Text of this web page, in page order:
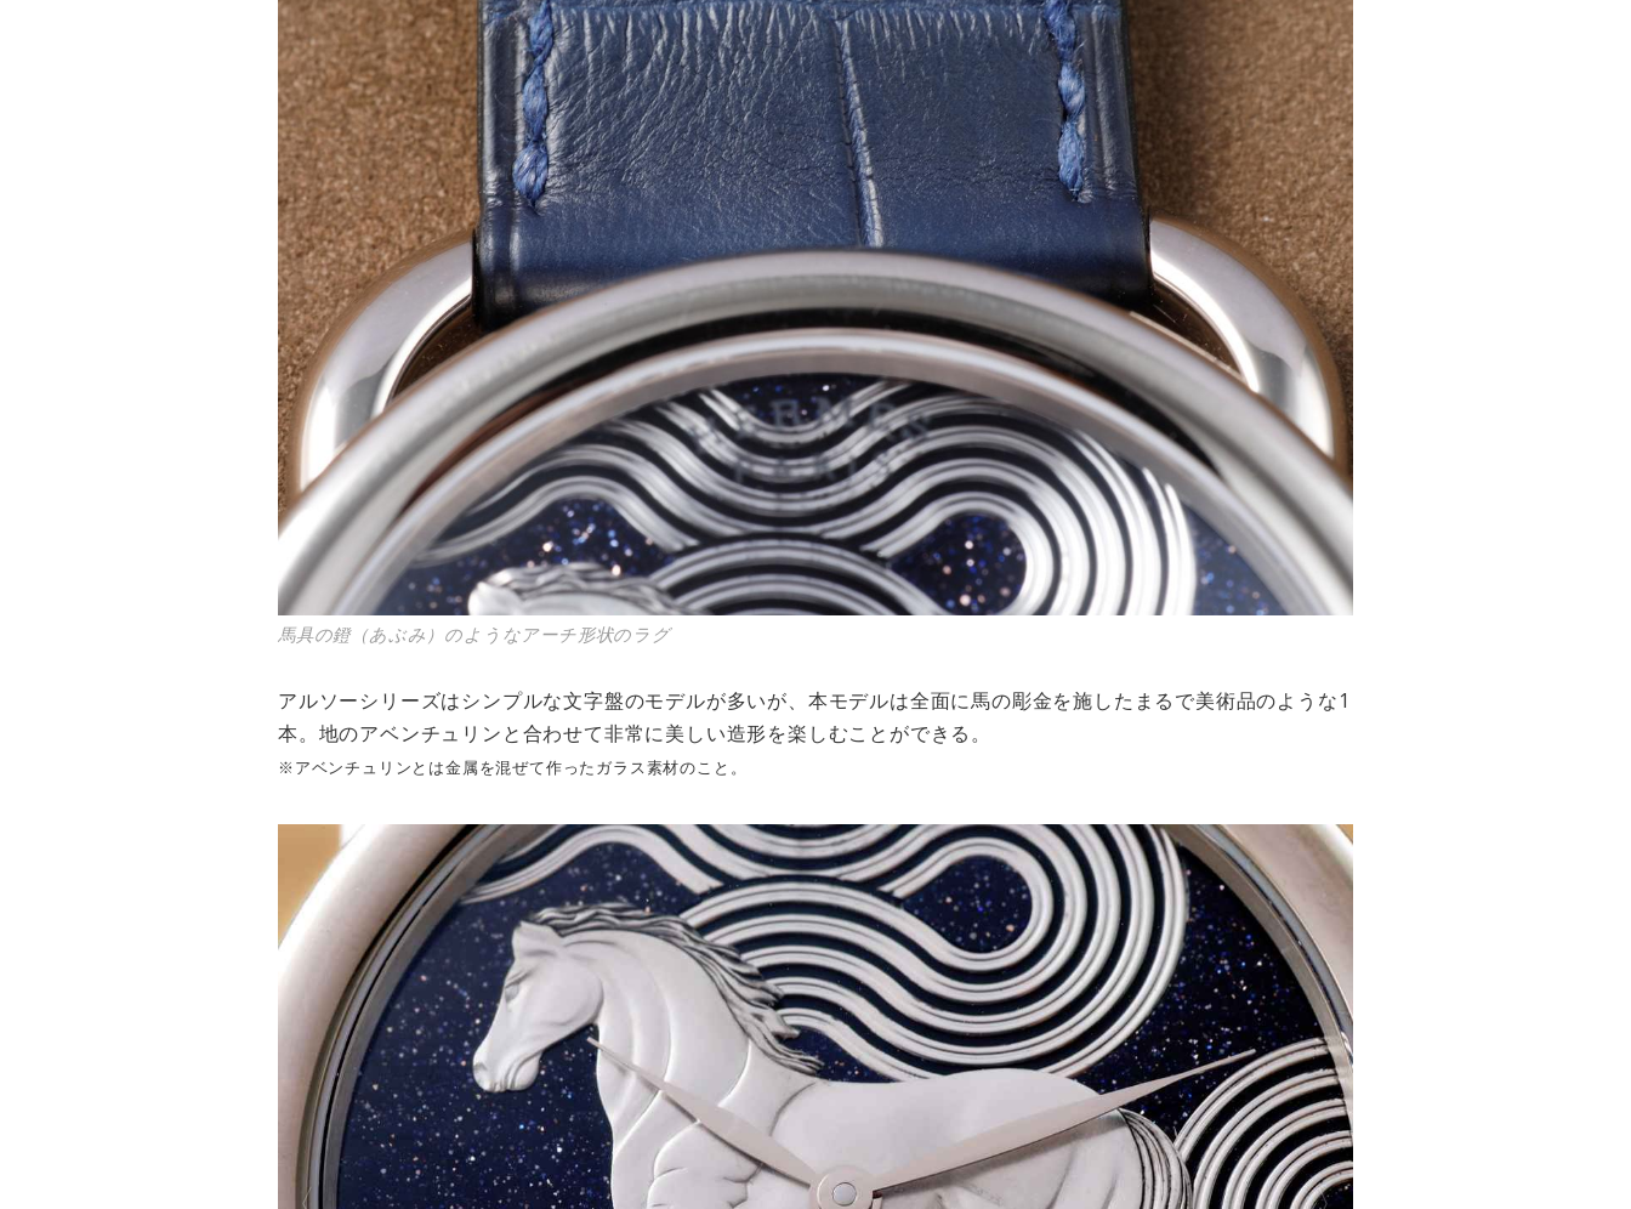
馬具の鐙（あぶみ）のようなアーチ形状のラグ
アルソーシリーズはシンプルな文字盤のモデルが多いが、本モデルは全面に馬の彫金を施したまるで美術品のような1
本。地のアベンチュリンと合わせて非常に美しい造形を楽しむことができる。
※アベンチュリンとは金属を混ぜて作ったガラス素材のこと。